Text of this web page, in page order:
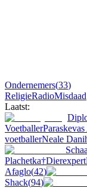
Ondernemers(33)
ReligieRadioMisdaad
Laatst:
Voetballer
voetballerNeale
Plachetka†Dierexpert
Afaglo(42)
Shack(94)